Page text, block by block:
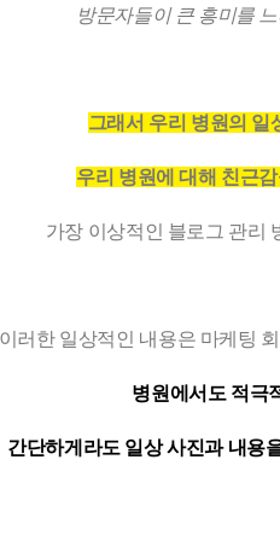
방문자들이 큰 흥미를
그래서 우리 병원의 일
우리 병원에 대해 친근
가장 이상적인 블로그 관리
러한 일상적인 내용은 마케팅
병원에서도 적극
간단하게라도 일상 사진과 내용